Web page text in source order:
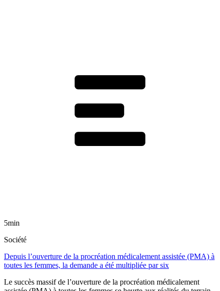
5min
Société
Depuis l’ouverture de la procréation médicalement assistée (PMA) à
toutes les femmes, la demande a été multipliée par six
Le succès massif de l’ouverture de la procréation médicalement